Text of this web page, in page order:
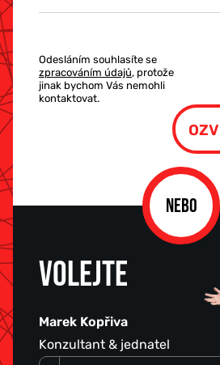
Odesláním souhlasíte se
zpracováním údajů, protože
jinak bychom Vás nemohli
kontaktovat.
NEBO
VOLEJTE
Marek Kopřiva
Konzultant & jednatel